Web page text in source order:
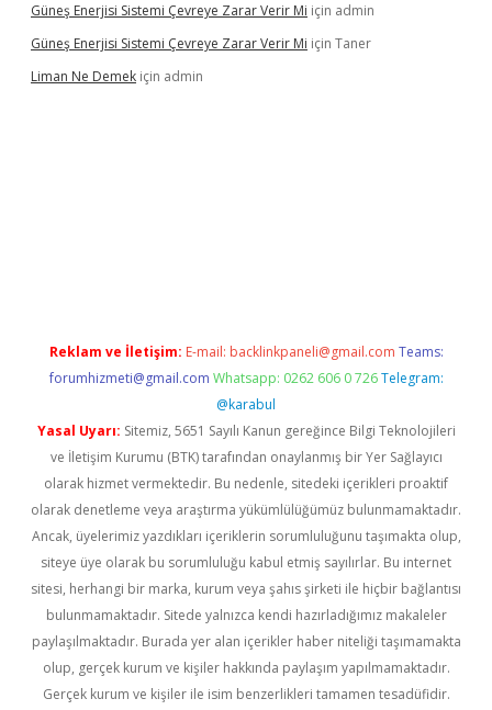
Güneş Enerjisi Sistemi Çevreye Zarar Verir Mi için admin
Güneş Enerjisi Sistemi Çevreye Zarar Verir Mi için Taner
Liman Ne Demek için admin
Reklam ve İletişim: E-mail: backlinkpaneli@gmail.com Teams:
forumhizmeti@gmail.com Whatsapp: 0262 606 0 726 Telegram:
@karabul
Yasal Uyarı: Sitemiz, 5651 Sayılı Kanun gereğince Bilgi Teknolojileri
ve İletişim Kurumu (BTK) tarafından onaylanmış bir Yer Sağlayıcı
olarak hizmet vermektedir. Bu nedenle, sitedeki içerikleri proaktif
olarak denetleme veya araştırma yükümlülüğümüz bulunmamaktadır.
Ancak, üyelerimiz yazdıkları içeriklerin sorumluluğunu taşımakta olup,
siteye üye olarak bu sorumluluğu kabul etmiş sayılırlar. Bu internet
sitesi, herhangi bir marka, kurum veya şahıs şirketi ile hiçbir bağlantısı
bulunmamaktadır. Sitede yalnızca kendi hazırladığımız makaleler
paylaşılmaktadır. Burada yer alan içerikler haber niteliği taşımamakta
olup, gerçek kurum ve kişiler hakkında paylaşım yapılmamaktadır.
Gerçek kurum ve kişiler ile isim benzerlikleri tamamen tesadüfidir.